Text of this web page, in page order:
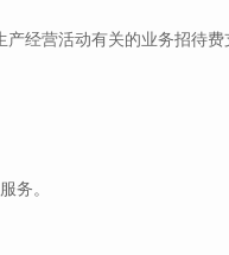
营活动有关的业务招待费
务。